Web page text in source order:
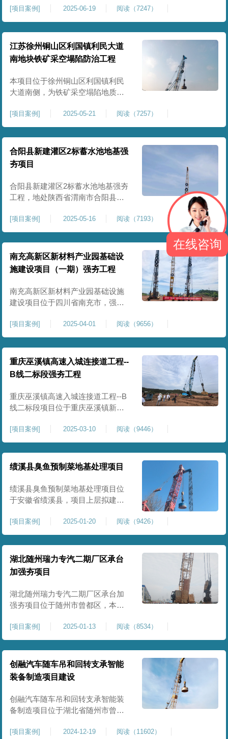
积约 20000 平方米，采用满场强夯
加固方式改善场地工程地质条件，
有效提高地基承载力、控制不均匀
沉降，满足变电站各类构支架、电
气设备及配套设施建设标准。本项
目是嵩县重要电力基础设施，投运
后优化区域电网布局，增强当
[项目案例] 2025-06-19 阅读（7247）
江苏徐州铜山区利国镇利民大道
南地块铁矿采空塌陷防治工程
本项目位于徐州铜山区利国镇利民
大道南侧，为铁矿采空塌陷地质灾
35000㎡。针对区域铁矿开采遗留的
地层松散、裂隙发育、塌陷沉降等
隐患，采用强夯工艺加固场地地
基，消除采空地质风险，提升场地
整体稳定性与承载力，彻底改善地
块建设条件，实现矿区地质灾害治
理与土地安全利用。
[项目案例] 2025-05-21 阅读（7257）
合阳县新建灌区2标蓄水池地基强
夯项目
合阳县新建灌区2标蓄水池地基强夯
工程，地处陕西省渭南市合阳县，
的关键前置工程，主要服务于片区
农业灌溉蓄水配套建设，为后续蓄
水池主体施工筑牢地基基础，保障
灌区水利设施长期稳定运行。本工
程核心施工内容为蓄水池场地地基
强夯加固处理，总强夯施工面积
25000㎡，施工完成后场地上部将新
[项目案例] 2025-05-16 阅读（7193）
南充高新区新材料产业园基础设
施建设项目（一期）强夯工程
南充高新区新材料产业园基础设施
建设项目位于四川省南充市，强夯
软弱土、回填土等复杂地质，采用
强夯地基加固，深层加固地基、提
升承载力、严控工后沉降，为厂
房、道路及配套设施筑牢基础。本
项目施工作业面积大，我司将整个
场地施工区域合理划分为若干个区
段，分区分段施工，投入强夯设备3
[项目案例] 2025-04-01 阅读（9656）
重庆巫溪镇高速入城连接道工程--
B线二标段强夯工程
重庆巫溪镇高速入城连接道工程--B
线二标段项目位于重庆巫溪镇新建
形成，回填完成，强夯施工一次，
极大考验我司与土方单位交叉施工
能力。每标段强夯施工完成，现场
工程师组织三方验收一次，确认工
施工质量，确保工程整体质量。在
施工过程中我司严格按照设计规范
[项目案例] 2025-03-10 阅读（9446）
绩溪县臭鱼预制菜地基处理项目
绩溪县臭鱼预制菜地基处理项目位
于安徽省绩溪县，项目上层拟建生
米。本项目场地后续使用要求较
高，设计拟采用大夯击能进行场地
地基加固处理，我司配备FW5000A
大型强夯机一台，并配备28m龙门架
一幅辅助高能级强夯施工，配备
85T，直径为2m，高度为2.2m的柱
锤一个，柱锤接地面积更小，强夯
穿透
[项目案例] 2025-01-20 阅读（9426）
湖北随州瑞力专汽二期厂区承台
加强夯项目
湖北随州瑞力专汽二期厂区承台加
强夯项目位于随州市曾都区，本项
要求采用强夯置换工艺进行加固处
理，要求经处理深度不小于8米，地
基承载力不小于180Kpa，该项目场
地周边已有建筑物，且本项目采用
夯击能较大，夯击次数较多，为确
保场地临近建筑物安全性，我司在
临近建筑物的场地界限开挖减震沟
[项目案例] 2025-01-13 阅读（8534）
创融汽车随车吊和回转支承智能
装备制造项目建设
创融汽车随车吊和回转支承智能装
备制造项目位于湖北省随州市曾都
套设置，本次对主要对项目生产车
[项目案例] 2024-12-19 阅读（11602）
在线咨询